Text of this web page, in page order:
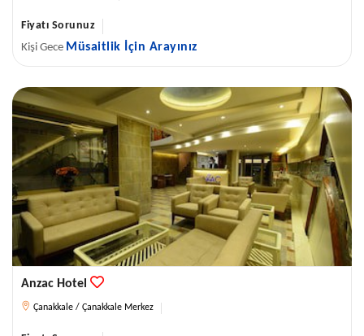
Fiyatı Sorunuz
Kişi Gece Müsaitlik İçin Arayınız
Anzac Hotel
Çanakkale / Çanakkale Merkez